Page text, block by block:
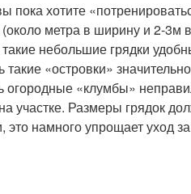
пока хотите
метра в ширину и 2-3м
небольшие грядки
«островки»
огородные «клумбы»
участке. Размеры грядок
это намного упрощает уход